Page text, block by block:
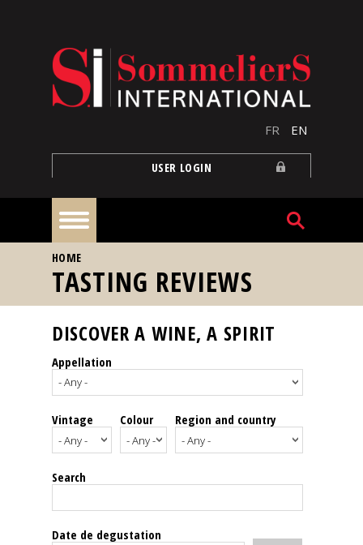
FR EN
USER LOGIN
Home
Our
events
Spirits
Tasting
reviews
The
YOU ARE HERE
HOME
TASTING REVIEWS
DISCOVER A WINE, A SPIRIT
Appellation
Vintage Colour Region and country
Search
Date de degustation